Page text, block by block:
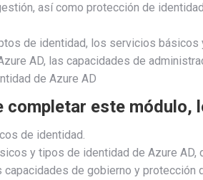
así como protección de
de identidad, los servicios
AD, las capacidades de
de Azure AD
completar este módulo,
de identidad.
y tipos de identidad de Azure
capacidades de gobierno y protección